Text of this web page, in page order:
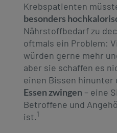
Krebspatienten
besonders
Nährstoffbedarf zu
oftmals ein Problem:
würden gerne mehr
aber sie schaffen es
einen Bissen hinunter
Essen zwingen – eine
Betroffene und
ist.1